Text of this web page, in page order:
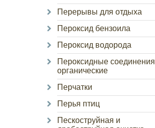
Перерывы для отдыха
Пероксид бензоила
Пероксид водорода
Пероксидные соединения
органические
Перчатки
Перья птиц
Пескоструйная и